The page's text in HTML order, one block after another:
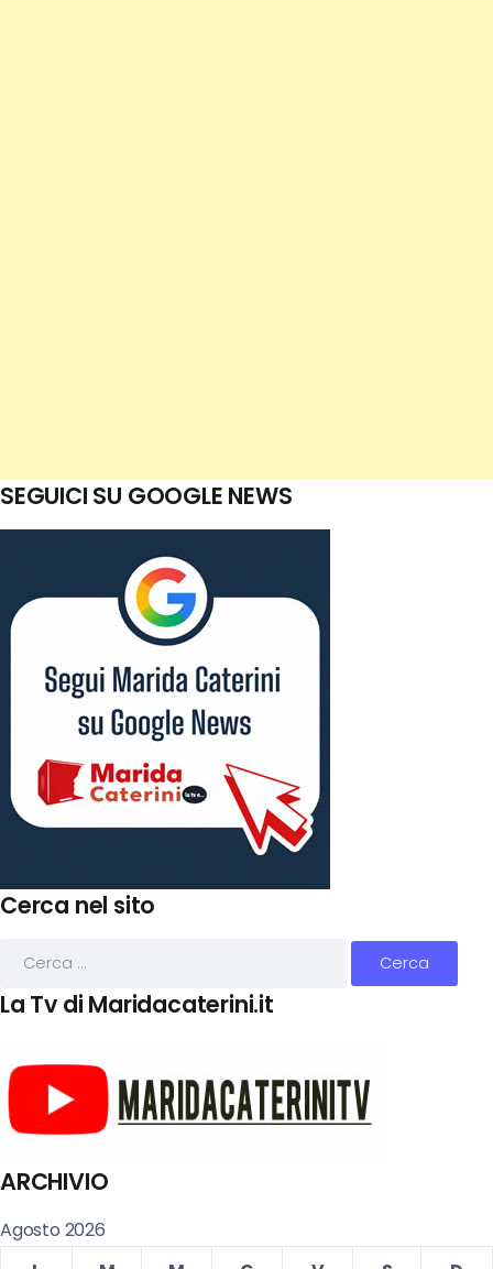
SEGUICI SU GOOGLE NEWS
Cerca nel sito
La Tv di Maridacaterini.it
ARCHIVIO
Agosto 2026